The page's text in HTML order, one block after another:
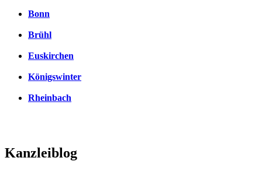
Bonn
Brühl
Euskirchen
Königswinter
Rheinbach
Kanzleiblog